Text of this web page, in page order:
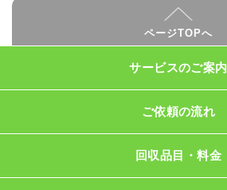
ページTOPへ
サービスのご案内
ご依頼の流れ
回収品目・料金